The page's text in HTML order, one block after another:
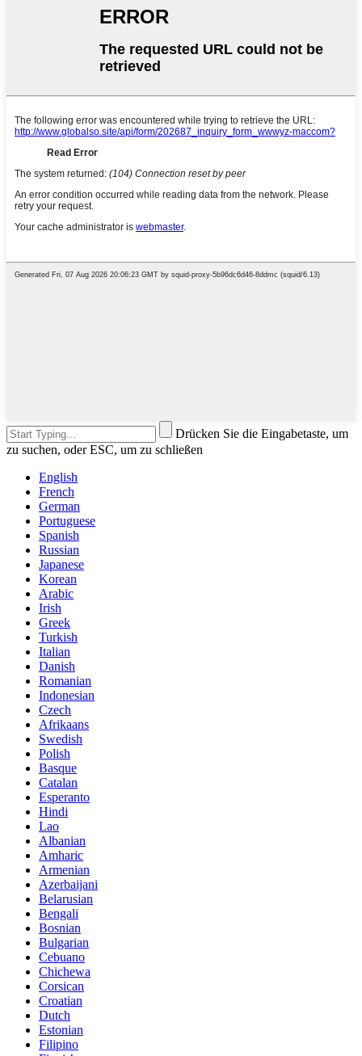
Drücken Sie die Eingabetaste, um
zu suchen, oder ESC, um zu schließen
English
French
German
Portuguese
Spanish
Russian
Japanese
Korean
Arabic
Irish
Greek
Turkish
Italian
Danish
Romanian
Indonesian
Czech
Afrikaans
Swedish
Polish
Basque
Catalan
Esperanto
Hindi
Lao
Albanian
Amharic
Armenian
Azerbaijani
Belarusian
Bengali
Bosnian
Bulgarian
Cebuano
Chichewa
Corsican
Croatian
Dutch
Estonian
Filipino